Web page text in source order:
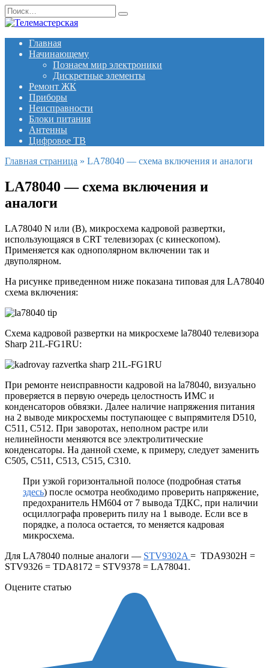
Перейти
к
Search
for:
Главная
Начинающему
Познаем мир электроники
Дискретные элементы
Ремонт ЖК
Приборы
Неисправности
Блоки питания
Антенны
Цифровое ТВ
Главная страница » LA78040 — схема включения и аналоги
LA78040 — схема включения и
аналоги
LA78040 N или (B), микросхема кадровой развертки,
использующаяся в CRT телевизорах (с кинескопом).
Применяется как однополярном включении так и
двуполярном.
На рисунке приведенном ниже показана типовая для LA78040
схема включения:
Схема кадровой развертки на микросхеме la78040 телевизора
Sharp 21L-FG1RU:
При ремонте неисправности кадровой на la78040, визуально
проверяется в первую очередь целостность ИМС и
конденсаторов обвязки. Далее наличие напряжения питания
на 2 выводе микросхемы поступающее с выпрямителя D510,
C511, C512. При заворотах, неполном растре или
нелинейности меняются все электролитические
конденсаторы. На данной схеме, к примеру, следует заменить
C505, C511, C513, C515, C310.
При узкой горизонтальной полосе (подробная статья
здесь) после осмотра необходимо проверить напряжение,
предохранитель HM604 от 7 вывода ТДКС, при наличии
осциллографа проверить пилу на 1 выводе. Если все в
порядке, а полоса остается, то меняется кадровая
микросхема.
Для LA78040 полные аналоги — STV9302A = TDA9302H =
STV9326 = TDA8172 = STV9378 = LA78041.
Оцените статью